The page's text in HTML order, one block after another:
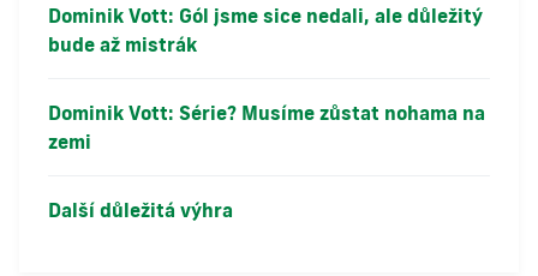
Dominik Vott: Gól jsme sice nedali, ale důležitý
bude až mistrák
Dominik Vott: Série? Musíme zůstat nohama na
zemi
Další důležitá výhra